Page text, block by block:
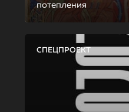
потепления
СПЕЦПРОЕКТ